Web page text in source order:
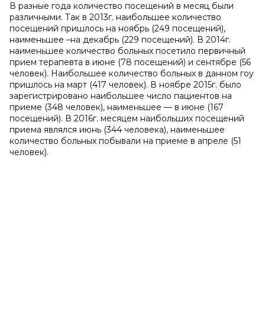
В разные года количество посещений в месяц были
различными. Так в 2013г. наибольшее количество
посещений пришлось на ноябрь (249 посещений),
наименьшее –на декабрь (229 посещений). В 2014г.
наименьшее количество больных посетило первичный
прием терапевта в июне (78 посещений) и сентябре (56
человек). Наибольшее количество больных в данном гоу
пришлось на март (417 человек). В ноябре 2015г. было
зарегистрировано наибольшее число пациентов на
приеме (348 человек), наименьшее — в июне (167
посещений). В 2016г. месяцем наибольших посещений
приема являлся июнь (344 человека), наименьшее
количество больных побывали на приеме в апреле (51
человек).